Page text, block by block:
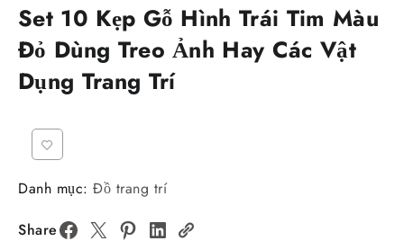
Set 10 Kẹp Gỗ Hình Trái Tim Màu
Đỏ Dùng Treo Ảnh Hay Các Vật
Dụng Trang Trí
Danh mục: Đồ trang trí
Share